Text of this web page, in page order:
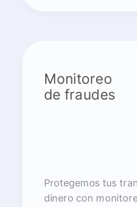
Monitoreo
de fraudes
Protegemos tus
dinero con